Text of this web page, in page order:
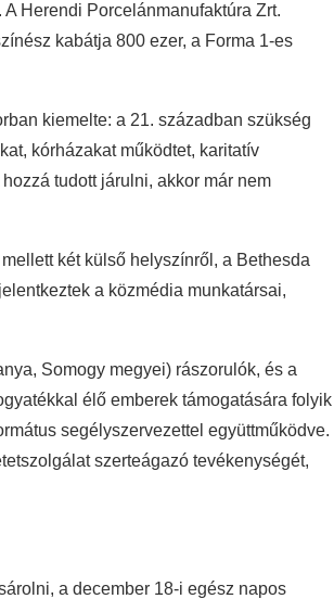
Herendi Porcelánmanufaktúra Zrt.
kabátja 800 ezer, a Forma 1-es
kiemelte: a 21. században szükség
kórházakat működtet, karitatív
tudott járulni, akkor már nem
két külső helyszínről, a Bethesda
a közmédia munkatársai,
Somogy megyei) rászorulók, és a
élő emberek támogatására folyik
segélyszervezettel együttműködve.
szerteágazó tevékenységét,
a december 18-i egész napos